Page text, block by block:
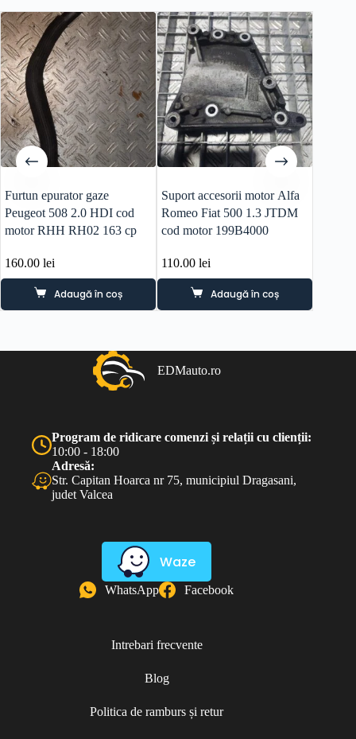
Furtun epurator gaze
Peugeot 508 2.0 HDI cod
motor RHH RH02 163 cp
160.00 lei
Adaugă în coș
Suport accesorii motor Alfa
Romeo Fiat 500 1.3 JTDM
cod motor 199B4000
110.00lei
Adaugă în coș
EDMauto.ro
Program de ridicare comenzi și relații cu clienții:
10:00 - 18:00
Adresă:
Str. Capitan Hoarca nr 75, municipiul Dragasani,
judet Valcea
Waze
WhatsApp Facebook
Intrebari frecvente
Blog
Politica de ramburs și retur